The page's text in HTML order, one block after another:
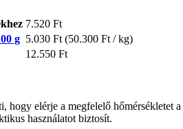
7.520 Ft
g 5.030 Ft (50.300 Ft / kg)
12.550 Ft
elérje a megfelelő hőmérsékletet
használatot biztosít.